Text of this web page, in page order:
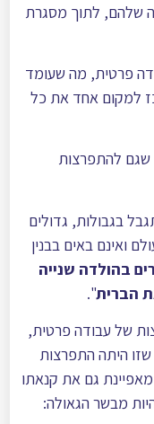
שלהם, לתוך מסגרת
פרטית, מה שעומד
למקום אחד את כל
שגם להתפרצות
בגבולות, גדולים
ואינם באים בבנין
בהולדה שנייה
הברית".
של עבודה פרטית,
היתה התפרצות
גם את קנאתו
מבשר הגאולה: